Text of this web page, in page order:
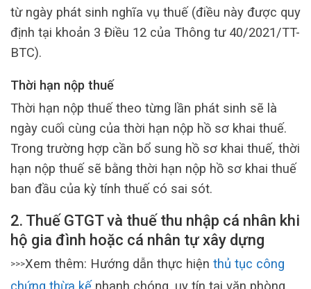
từ ngày phát sinh nghĩa vụ thuế (điều này được quy
định tại khoản 3 Điều 12 của Thông tư 40/2021/TT-
BTC).
Thời hạn nộp thuế
Thời hạn nộp thuế theo từng lần phát sinh sẽ là
ngày cuối cùng của thời hạn nộp hồ sơ khai thuế.
Trong trường hợp cần bổ sung hồ sơ khai thuế, thời
hạn nộp thuế sẽ bằng thời hạn nộp hồ sơ khai thuế
ban đầu của kỳ tính thuế có sai sót.
2. Thuế GTGT và thuế thu nhập cá nhân khi
hộ gia đình hoặc cá nhân tự xây dựng
>>>Xem thêm: Hướng dẫn thực hiện thủ tục công